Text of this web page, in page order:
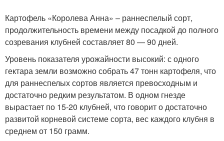
Картофель «Королева Анна» – раннеспелый сорт,
продолжительность времени между посадкой до полного
созревания клубней составляет 80 — 90 дней.
Уровень показателя урожайности высокий: с одного
гектара земли возможно собрать 47 тонн картофеля, что
для раннеспелых сортов является превосходным и
достаточно редким результатом. В одном гнезде
вырастает по 15-20 клубней, что говорит о достаточно
развитой корневой системе сорта, вес каждого клубня в
среднем от 150 грамм.